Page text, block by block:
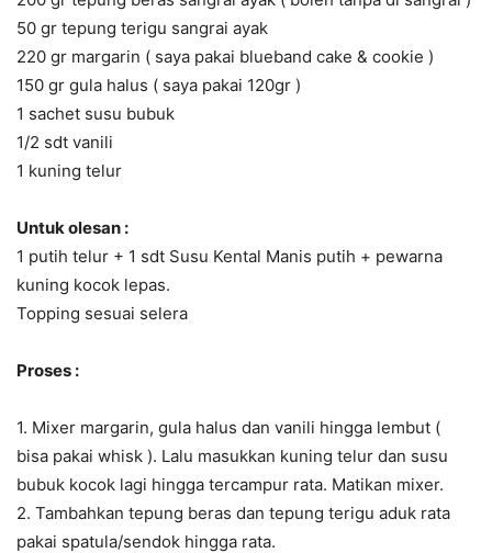
50 gr tepung terigu sangrai ayak
220 gr margarin ( saya pakai blueband cake & cookie )
150 gr gula halus ( saya pakai 120gr )
1 sachet susu bubuk
1/2 sdt vanili
1 kuning telur
Untuk olesan :
1 putih telur + 1 sdt Susu Kental Manis putih + pewarna
kuning kocok lepas.
Topping sesuai selera
Proses :
1. Mixer margarin, gula halus dan vanili hingga lembut (
bisa pakai whisk ). Lalu masukkan kuning telur dan susu
bubuk kocok lagi hingga tercampur rata. Matikan mixer.
2. Tambahkan tepung beras dan tepung terigu aduk rata
pakai spatula/sendok hingga rata.